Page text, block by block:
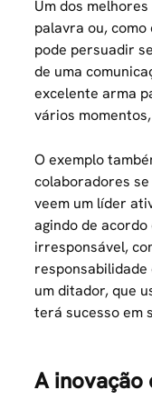
Um dos
palavra ou,
pode persuadir
de uma
excelente arma
vários
O exemplo
colaboradores
veem um líder
agindo de acordo
irresponsável,
responsabilidade
um ditador, que
terá sucesso em
A inovação